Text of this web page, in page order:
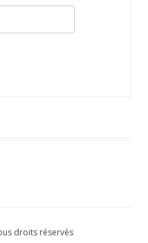
droits réservés